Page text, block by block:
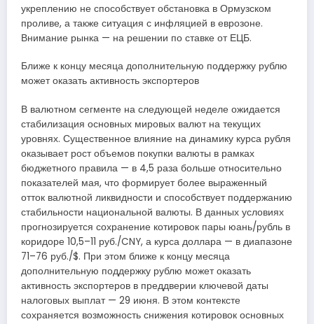
укреплению не способствует обстановка в Ормузском
проливе, а также ситуация с инфляцией в еврозоне.
Внимание рынка — на решении по ставке от ЕЦБ.
Ближе к концу месяца дополнительную поддержку рублю
может оказать активность экспортеров
В валютном сегменте на следующей неделе ожидается
стабилизация основных мировых валют на текущих
уровнях. Существенное влияние на динамику курса рубля
оказывает рост объемов покупки валюты в рамках
бюджетного правила — в 4,5 раза больше относительно
показателей мая, что формирует более выраженный
отток валютной ликвидности и способствует поддержанию
стабильности национальной валюты. В данных условиях
прогнозируется сохранение котировок пары юань/рубль в
коридоре 10,5–11 руб./CNY, а курса доллара — в диапазоне
71–76 руб./$. При этом ближе к концу месяца
дополнительную поддержку рублю может оказать
активность экспортеров в преддверии ключевой даты
налоговых выплат — 29 июня. В этом контексте
сохраняется возможность снижения котировок основных